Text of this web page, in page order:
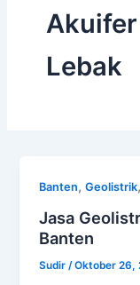
Lebak
Banten,Geolistrik
Jasa
Banten
Sudir /Oktober 26,